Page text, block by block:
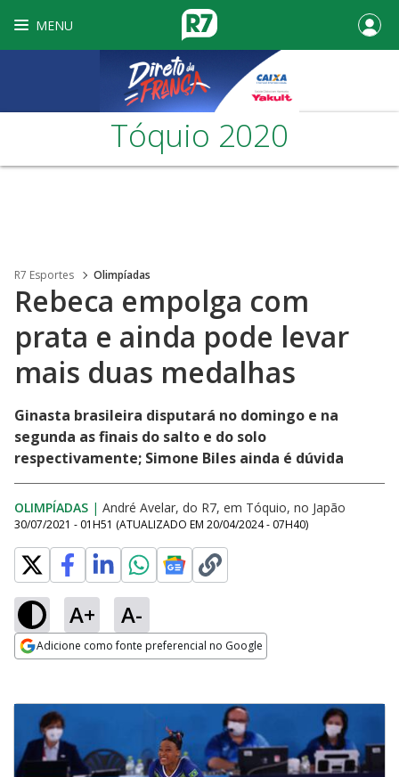
MENU
Tóquio 2020
R7 Esportes Olimpíadas
Rebeca empolga com
prata e ainda pode levar
mais duas medalhas
Ginasta brasileira disputará no domingo e na
segunda as finais do salto e do solo
respectivamente; Simone Biles ainda é dúvida
OLIMPÍADAS | André Avelar, do R7, em Tóquio, no Japão
30/07/2021 - 01H51 (ATUALIZADO EM 20/04/2024 - 07H40)
A+ A-
Adicione como fonte preferencial no Google